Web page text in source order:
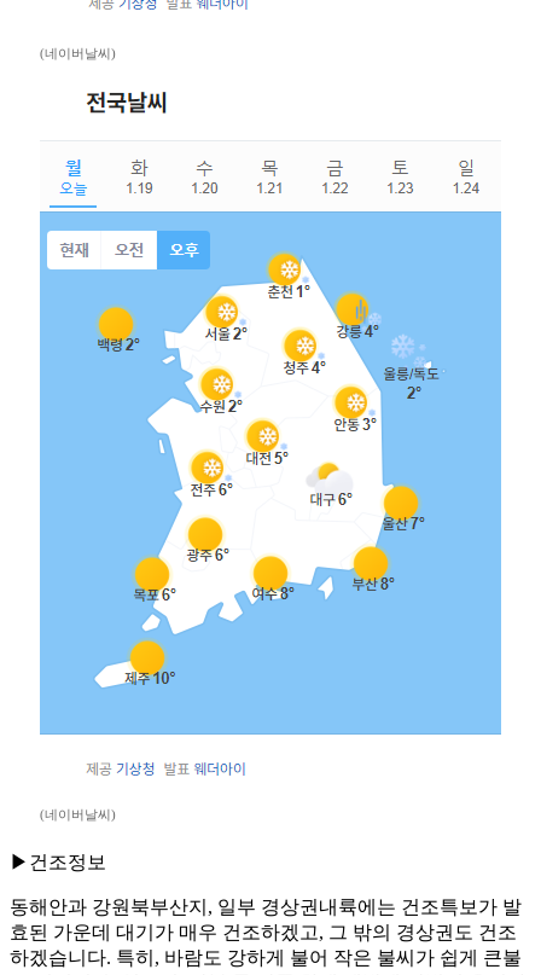
(네이버날씨)
(네이버날씨)
▶건조정보
동해안과 강원북부산지, 일부 경상권내륙에는 건조특보가 발
효된 가운데 대기가 매우 건조하겠고, 그 밖의 경상권도 건조
하겠습니다. 특히, 바람도 강하게 불어 작은 불씨가 쉽게 큰불